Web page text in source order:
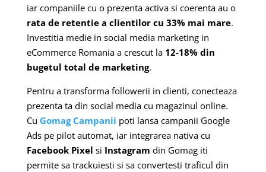
iar companiile cu o prezenta activa si coerenta au o
rata de retentie a clientilor cu 33% mai mare.
Investitia medie in social media marketing in
eCommerce Romania a crescut la 12-18% din
bugetul total de marketing.
Pentru a transforma followerii in clienti, conecteaza
prezenta ta din social media cu magazinul online.
Cu Gomag Campanii poti lansa campanii Google
Ads pe pilot automat, iar integrarea nativa cu
Facebook Pixel si Instagram din Gomag iti
permite sa trackuiesti si sa convertesti traficul din